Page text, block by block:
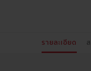
รายละเอียด